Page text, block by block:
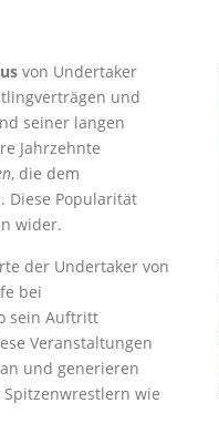
von Undertaker
und
seiner langen
Jahrzehnte
, die dem
Diese Popularität
wider.
der Undertaker von
bei
sein Auftritt
Veranstaltungen
und generieren
wie